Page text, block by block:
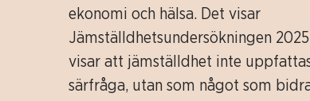
ekonomi och hälsa. Det visar
Jämställdhetsundersökningen
visar att jämställdhet inte
särfråga, utan som något som